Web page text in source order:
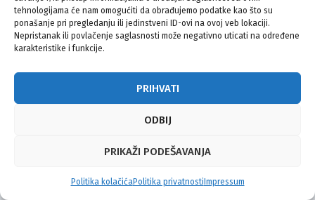
tehnologijama će nam omogućiti da obrađujemo podatke kao što su
ponašanje pri pregledanju ili jedinstveni ID-ovi na ovoj veb lokaciji.
Nepristanak ili povlačenje saglasnosti može negativno uticati na određene
karakteristike i funkcije.
PRIHVATI
ODBIJ
PRIKAŽI PODEŠAVANJA
Politika kolačićaPolitika privatnosti Impressum
© Vijeće bošnjačke nacionalne manjine Grada Zagreba 2026